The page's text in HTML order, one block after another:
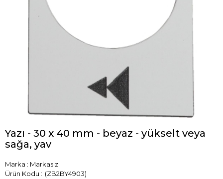
Yazı - 30 x 40 mm - beyaz - yükselt veya
sağa, yav
Marka : Markasız
(ZB2BY4903)